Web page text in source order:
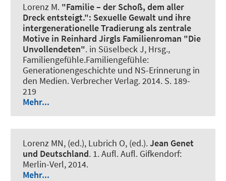
Lorenz M. "Familie – der Schoß, dem aller
Dreck entsteigt.": Sexuelle Gewalt und ihre
intergenerationelle Tradierung als zentrale
Motive in Reinhard Jirgls Familienroman "Die
Unvollendeten". in Süselbeck J, Hrsg.,
Familiengefühle.Familiengefühle:
Generationengeschichte und NS-Erinnerung in
den Medien. Verbrecher Verlag. 2014. S. 189-
219
Mehr...
Lorenz MN, (ed.), Lubrich O, (ed.).Jean Genet
und Deutschland. 1. Aufl. Aufl. Gifkendorf:
Merlin-Verl, 2014.
Mehr...